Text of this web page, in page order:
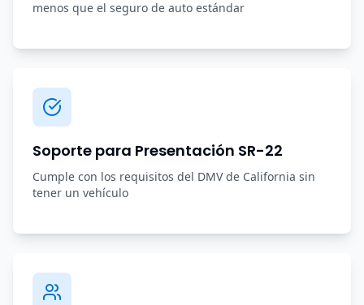
menos que el seguro de auto estándar
Soporte para Presentación SR-22
Cumple con los requisitos del DMV de California sin
tener un vehículo